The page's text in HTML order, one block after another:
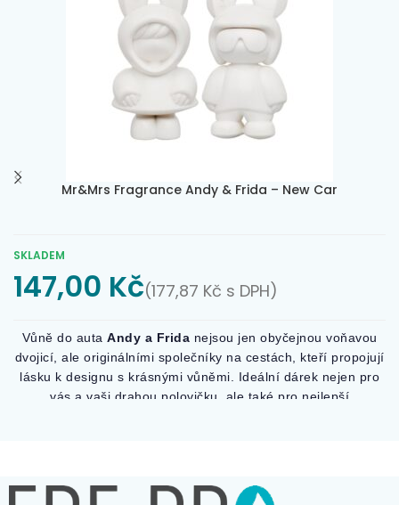
Mr&Mrs Fragrance Andy & Frida – New Car
SKLADEM
147,00 Kč(177,87 Kč s DPH)
Vůně do auta Andy a Frida nejsou jen obyčejnou voňavou
dvojicí, ale originálními společníky na cestách, kteří propojují
lásku k designu s krásnými vůněmi. Ideální dárek nejen pro
vás a vaši drahou polovičku, ale také pro nejlepší
Vůně New Car:
nejoblíbenější volba mezi zákazníky